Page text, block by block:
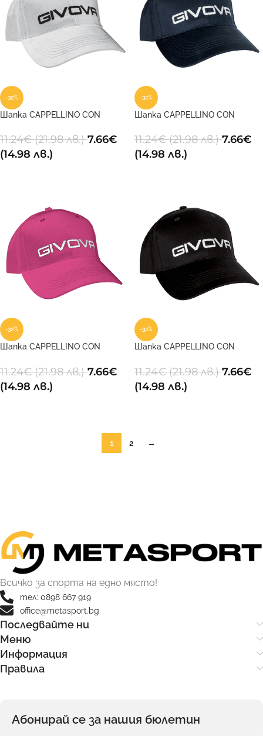
-32%
Шапка CAPPELLINO CON
11.24€(21.98 лв.)7.66€
(14.98 лв.)
-32%
Шапка CAPPELLINO CON
11.24€(21.98 лв.)7.66€
(14.98 лв.)
-32%
Шапка CAPPELLINO CON
11.24€(21.98 лв.)7.66€
(14.98 лв.)
-32%
Шапка CAPPELLINO CON
11.24€(21.98 лв.)7.66€
(14.98 лв.)
1 2 →
Всичко за спорта на едно място!
тел: 0898 667 919
office@metasport.bg
Последвайте ни
Меню
Информация
Правила
Абонирай се за нашия бюлетин